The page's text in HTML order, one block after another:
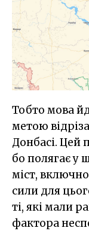
Тобто мова
метою
Донбасі. Цей
бо полягає у
міст,
сили для
ті, які мали
фактора